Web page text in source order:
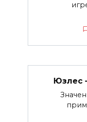
Юзлес